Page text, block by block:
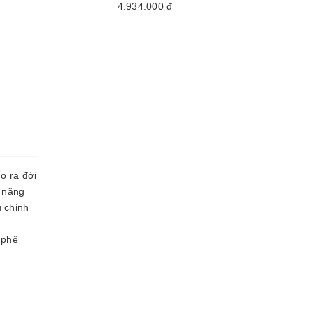
ra đời
nâng
chỉnh
4.934.000đ